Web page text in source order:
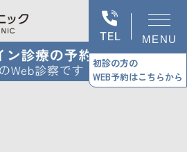
MENU
初診の方の
WEB予約はこちらから